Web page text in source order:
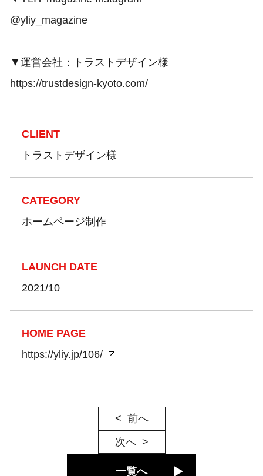
@yliy_magazine
▼運営会社：トラストデザイン様
https://trustdesign-kyoto.com/
CLIENT
トラストデザイン様
CATEGORY
ホームページ制作
LAUNCH DATE
2021/10
HOME PAGE
https://yliy.jp/106/
前へ
次へ
一覧へ